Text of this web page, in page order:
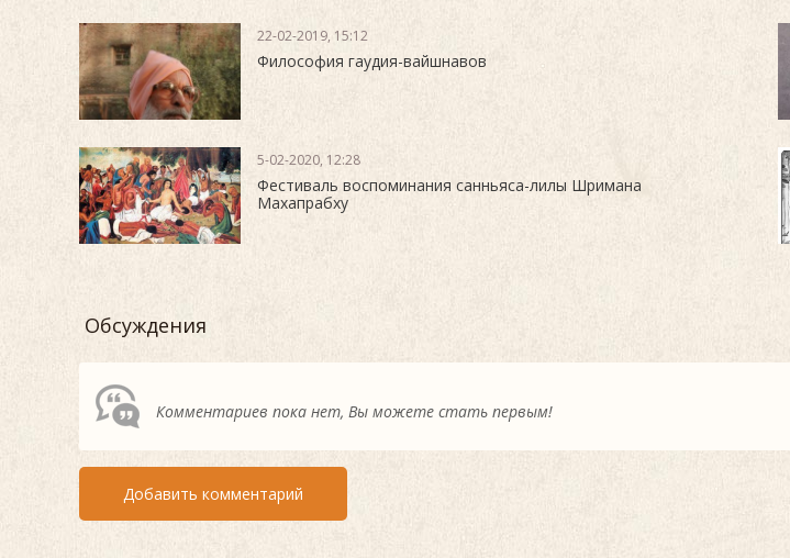
22-02-2019, 15:12
Философия гаудия-вайшнавов
5-02-2020, 12:28
Фестиваль воспоминания санньяса-лилы Шримана
Махапрабху
Обсуждения
Комментариев пока нет, Вы можете стать первым!
Добавить комментарий